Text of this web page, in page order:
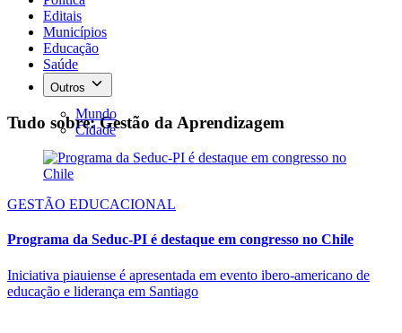
Editais
Municípios
Educação
Saúde
Outros
Mundo
Cidade
Tudo sobre: Gestão da Aprendizagem
GESTÃO EDUCACIONAL
Programa da Seduc-PI é destaque em congresso no Chile
Iniciativa piauiense é apresentada em evento ibero-americano de
educação e liderança em Santiago